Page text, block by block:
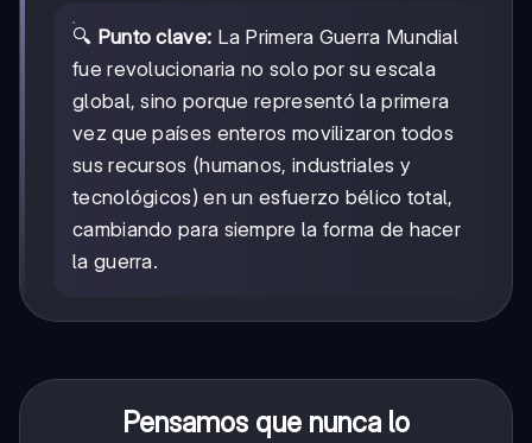
🔍 Punto clave: La Primera Guerra Mundial
fue revolucionaria no solo por su escala
global, sino porque representó la primera
vez que países enteros movilizaron todos
sus recursos (humanos, industriales y
tecnológicos) en un esfuerzo bélico total,
cambiando para siempre la forma de hacer
la guerra.
Pensamos que nunca lo